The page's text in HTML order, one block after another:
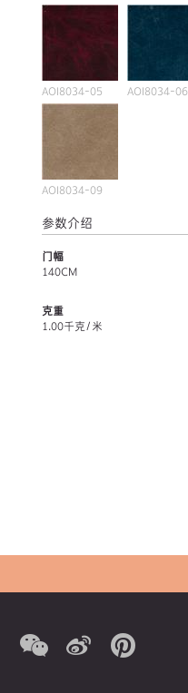
AOI8034-05 AOI8034-06
AOI8034-09
参数介绍
门幅
140CM
克重
1.00千克/米